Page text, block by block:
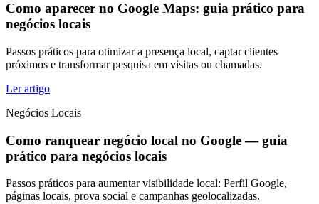
Como aparecer no Google Maps: guia prático para
negócios locais
Passos práticos para otimizar a presença local, captar clientes
próximos e transformar pesquisa em visitas ou chamadas.
Ler artigo
Negócios Locais
Como ranquear negócio local no Google — guia
prático para negócios locais
Passos práticos para aumentar visibilidade local: Perfil Google,
páginas locais, prova social e campanhas geolocalizadas.